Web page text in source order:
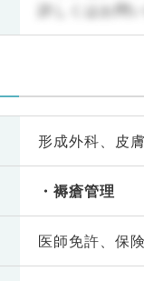
詳しくはお問
形成外科、皮
褥瘡管理
医師免許、保